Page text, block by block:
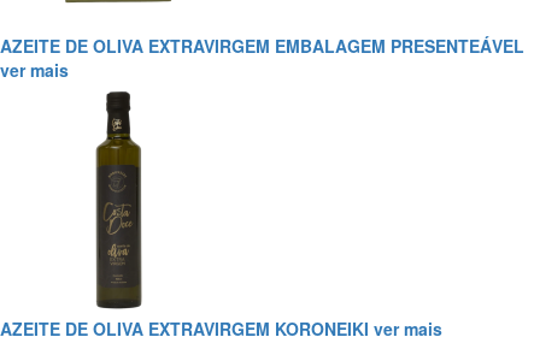
AZEITE DE OLIVA EXTRAVIRGEM EMBALAGEM PRESENTEÁVEL
ver mais
AZEITE DE OLIVA EXTRAVIRGEM KORONEIKI ver mais